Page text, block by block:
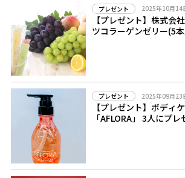
プレゼント 2025年10月14
【プレゼント】株式会
ツコラーゲンゼリー(5
プレゼント 2025年09月23
【プレゼント】ボディ
「AFLORA」 3人にプレ